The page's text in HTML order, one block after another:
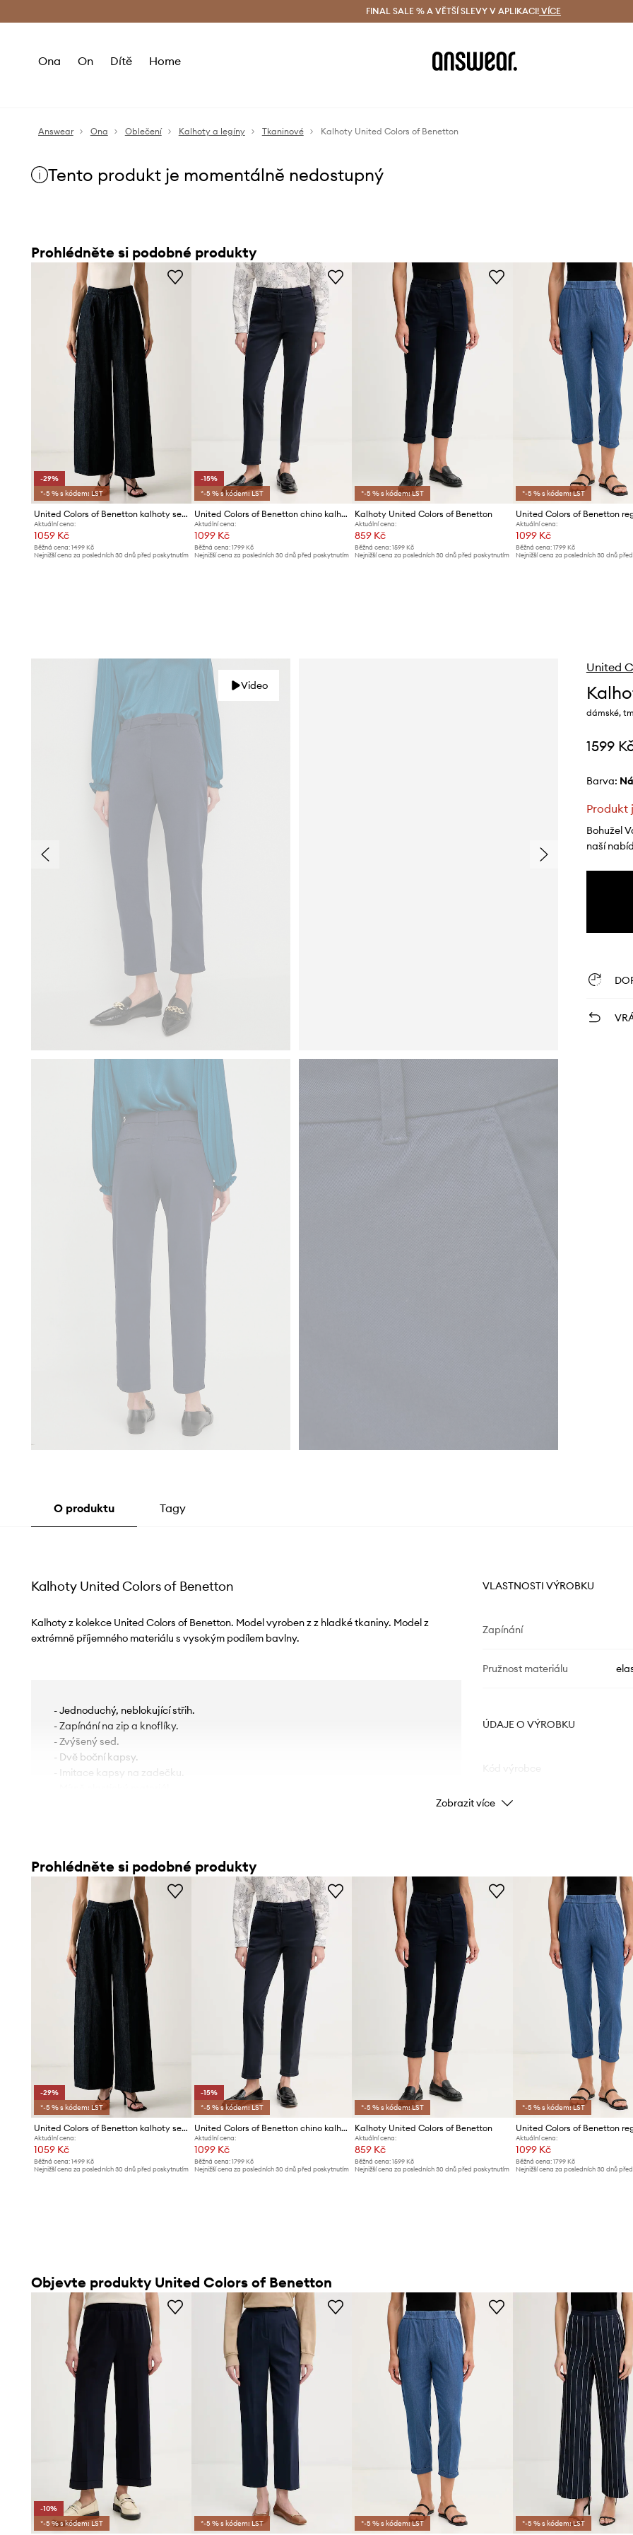
Doručení a vrácení zdarma (od 1800 Kč) Doručení i do 24 h
FINAL SALE % A VĚTŠÍ SLEVY V APLIKACI! VÍCE
Ona On Dítě Home
Answear Ona Oblečení Kalhoty a legíny Tkaninové Kalhoty United Colors of Benetton
Tento produkt je momentálně nedostupný
Prohlédněte si podobné produkty
-29%
*-5 % s kódem: LST
United Colors of Benetton kalhoty se širokými nohavicemi dámské
Aktuální cena:
1059 Kč
Běžná cena: 1499 Kč
Nejnižší cena za posledních 30 dnů před poskytnutím
-15%
*-5 % s kódem: LST
United Colors of Benetton chino kalhoty dámské bavlněné s elastanem
Aktuální cena:
1099 Kč
Běžná cena:1799 Kč
Nejnižší cena za posledních 30 dnů před poskytnutím
*-5 % s kódem: LST
Kalhoty United Colors of Benetton
Aktuální cena:
859 Kč
Běžná cena: 1599 Kč
Nejnižší cena za posledních 30 dnů před poskytnutím
*-5 % s kódem: LST
Aktuální cena:
1099 Kč
Běžná cena: 1799 Kč
Nejnižší cena za posledních 30 dnů
Video
United
dámské,
1599
Barva:
Produkt
Bohužel
naší
O produktu Tagy
Kalhoty United Colors of Benetton
Kalhoty z kolekce United Colors of Benetton. Model vyroben z z hladké tkaniny. Model z
extrémně příjemného materiálu s vysokým podílem bavlny.
- Jednoduchý, neblokující střih.
- Zapínání na zip a knoflíky.
- Zvýšený sed.
- Dvě boční kapsy.
- Imitace kapsy na zadečku.
- Spodní šířka nohavice: 17,5 cm.
- Vnější délka nohavic: 94 cm.
- Rozměry pro velikost: 34.
VLASTNOSTI VÝROBKU
Zapínání
Pružnost materiálu
ÚDAJE O VÝROBKU
Barva
Výrobce
Zobrazit více
Prohlédněte si podobné produkty
-29%
*-5 % s kódem: LST
United Colors of Benetton kalhoty se širokými nohavicemi dámské
Aktuální cena:
1059 Kč
Běžná cena: 1499 Kč
Nejnižší cena za posledních 30 dnů před poskytnutím
-15%
*-5 % s kódem: LST
United Colors of Benetton chino kalhoty dámské bavlněné s elastanem
Aktuální cena:
1099 Kč
Běžná cena:1799 Kč
Nejnižší cena za posledních 30 dnů před poskytnutím
*-5 % s kódem: LST
Kalhoty United Colors of Benetton
Aktuální cena:
859 Kč
Běžná cena: 1599 Kč
Nejnižší cena za posledních 30 dnů před poskytnutím
*-5 % s kódem: LST
Aktuální cena:
1099 Kč
Běžná cena: 1799 Kč
Nejnižší cena za posledních 30 dnů
Objevte produkty United Colors of Benetton
-10%
*-5 % s kódem: LST
*-5 % s kódem: LST *-5 % s kódem: LST *-5 % s kódem: LST